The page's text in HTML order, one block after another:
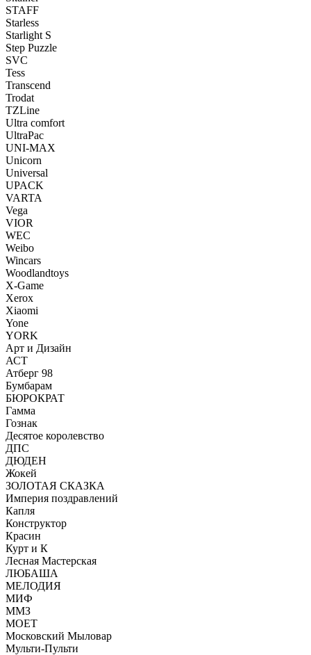
STAFF
Starless
Starlight S
Step Puzzle
SVC
Tess
Transcend
Trodat
TZLine
Ultra comfort
UltraPac
UNI-MAX
Unicorn
Universal
UPACK
VARTA
Vega
VIOR
WEC
Weibo
Wincars
Woodlandtoys
X-Game
Xerox
Xiaomi
Yone
YORK
Арт и Дизайн
АСТ
Атберг 98
Бумбарам
БЮРОКРАТ
Гамма
Гознак
Десятое королевство
ДПС
ДЮДЕН
Жокей
ЗОЛОТАЯ СКАЗКА
Империя поздравлений
Капля
Конструктор
Красин
Курт и К
Лесная Мастерская
ЛЮБАША
МЕЛОДИЯ
МИФ
ММЗ
МОЕТ
Московский Мыловар
Мульти-Пульти